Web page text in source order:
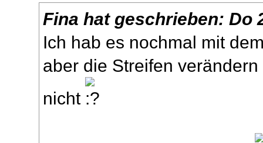
Fina hat geschrieben: Do
Ich hab es nochmal mit
aber die Streifen
nicht